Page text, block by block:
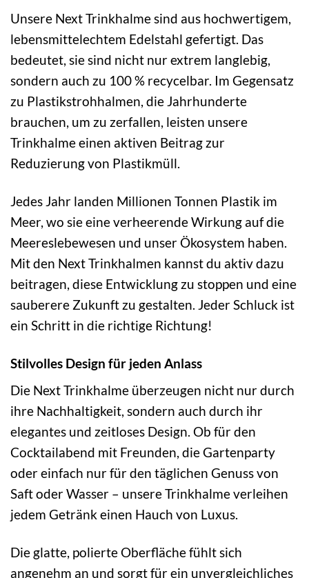
Unsere Next Trinkhalme sind aus hochwertigem,
lebensmittelechtem Edelstahl gefertigt. Das
bedeutet, sie sind nicht nur extrem langlebig,
sondern auch zu 100 % recycelbar. Im Gegensatz
zu Plastikstrohhalmen, die Jahrhunderte
brauchen, um zu zerfallen, leisten unsere
Trinkhalme einen aktiven Beitrag zur
Reduzierung von Plastikmüll.
Jedes Jahr landen Millionen Tonnen Plastik im
Meer, wo sie eine verheerende Wirkung auf die
Meereslebewesen und unser Ökosystem haben.
Mit den Next Trinkhalmen kannst du aktiv dazu
beitragen, diese Entwicklung zu stoppen und eine
sauberere Zukunft zu gestalten. Jeder Schluck ist
ein Schritt in die richtige Richtung!
Stilvolles Design für jeden Anlass
Die Next Trinkhalme überzeugen nicht nur durch
ihre Nachhaltigkeit, sondern auch durch ihr
elegantes und zeitloses Design. Ob für den
Cocktailabend mit Freunden, die Gartenparty
oder einfach nur für den täglichen Genuss von
Saft oder Wasser – unsere Trinkhalme verleihen
jedem Getränk einen Hauch von Luxus.
Die glatte, polierte Oberfläche fühlt sich
angenehm an und sorgt für ein unvergleichliches